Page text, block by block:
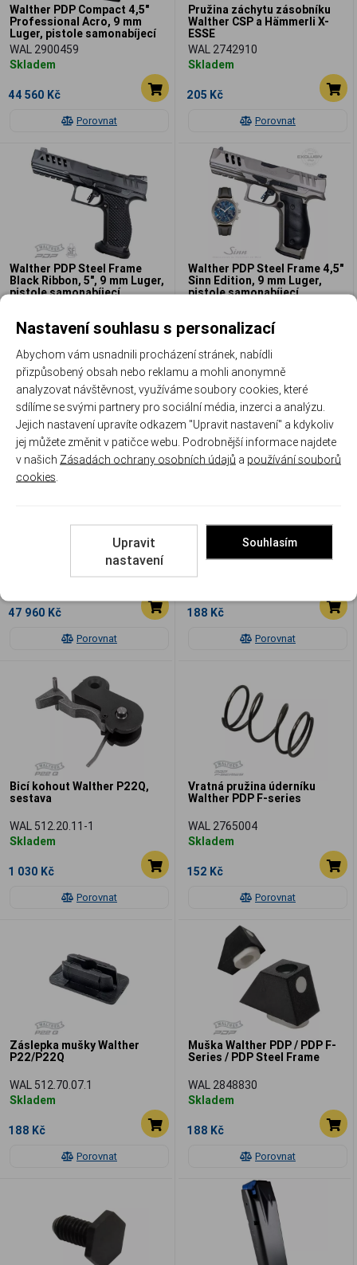
Porovnat
Walther PDP Compact 4,5"
Professional Acro, 9 mm
Luger, pistole samonabíjecí
WAL 2900459
Skladem
44 560 Kč
Porovnat
Pružina záchytu zásobníku
Walther CSP a Hämmerli X-
ESSE
WAL 2742910
Skladem
205 Kč
Porovnat
Walther PDP Steel Frame
Black Ribbon, 5", 9 mm Luger,
pistole samonabíjecí
Skladem
61 760 Kč
Porovnat
Walther PDP Steel Frame 4,5"
Sinn Edition, 9 mm Luger,
pistole samonabíjecí
Skladem
199 900 Kč
Porovnat
Walther PDP Full Size 4,5"
Hunter Pro, 9 mm Luger,
pistole samonabíjecí
47 960 Kč
Porovnat
Spoušťová kulisa Walther
Skladem
188 Kč
Porovnat
Bicí kohout Walther P22Q,
sestava
WAL 512.20.11-1
Skladem
1 030 Kč
Porovnat
Vratná pružina úderníku
Walther PDP F-series
WAL 2765004
Skladem
152 Kč
Porovnat
Záslepka mušky Walther
P22/P22Q
WAL 512.70.07.1
Skladem
188 Kč
Porovnat
Muška Walther PDP / PDP F-
Series / PDP Steel Frame
WAL 2848830
Skladem
188 Kč
Nastavení souhlasu s personalizací
Abychom vám usnadnili procházení stránek, nabídli
přizpůsobený obsah nebo reklamu a mohli anonymně
analyzovat návštěvnost, využíváme soubory cookies, které
sdílíme se svými partnery pro sociální média, inzerci a analýzu.
Jejich nastavení upravíte odkazem "Upravit nastavení" a kdykoliv
jej můžete změnit v patičce webu. Podrobnější informace najdete
v našich Zásadách ochrany osobních údajů a používání souborů
cookies
Upravit
nastavení
Souhlasím